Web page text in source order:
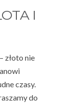
I
złoto nie
czasy.
do